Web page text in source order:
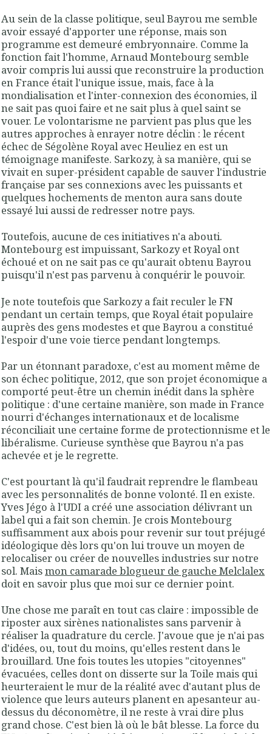
Au sein de la classe politique, seul Bayrou me semble
avoir essayé d'apporter une réponse, mais son
programme est demeuré embryonnaire. Comme la
fonction fait l'homme, Arnaud Montebourg semble
avoir compris lui aussi que reconstruire la production
en France était l'unique issue, mais, face à la
mondialisation et l'inter-connexion des économies, il
ne sait pas quoi faire et ne sait plus à quel saint se
vouer. Le volontarisme ne parvient pas plus que les
autres approches à enrayer notre déclin : le récent
échec de Ségolène Royal avec Heuliez en est un
témoignage manifeste. Sarkozy, à sa manière, qui se
vivait en super-président capable de sauver l'industrie
française par ses connexions avec les puissants et
quelques hochements de menton aura sans doute
essayé lui aussi de redresser notre pays.
Toutefois, aucune de ces initiatives n'a abouti.
Montebourg est impuissant, Sarkozy et Royal ont
échoué et on ne sait pas ce qu'aurait obtenu Bayrou
puisqu'il n'est pas parvenu à conquérir le pouvoir.
Je note toutefois que Sarkozy a fait reculer le FN
pendant un certain temps, que Royal était populaire
auprès des gens modestes et que Bayrou a constitué
l'espoir d'une voie tierce pendant longtemps.
Par un étonnant paradoxe, c'est au moment même de
son échec politique, 2012, que son projet économique a
comporté peut-être un chemin inédit dans la sphère
politique : d'une certaine manière, son made in France
nourri d'échanges internationaux et de localisme
réconciliait une certaine forme de protectionnisme et le
libéralisme. Curieuse synthèse que Bayrou n'a pas
achevée et je le regrette.
C'est pourtant là qu'il faudrait reprendre le flambeau
avec les personnalités de bonne volonté. Il en existe.
Yves Jégo à l'UDI a créé une association délivrant un
label qui a fait son chemin. Je crois Montebourg
suffisamment aux abois pour revenir sur tout préjugé
idéologique dès lors qu'on lui trouve un moyen de
relocaliser ou créer de nouvelles industries sur notre
sol. Maismon camarade blogueur de gauche Melclalex
doit en savoir plus que moi sur ce dernier point.
Une chose me paraît en tout cas claire : impossible de
riposter aux sirènes nationalistes sans parvenir à
réaliser la quadrature du cercle. J'avoue que je n'ai pas
d'idées, ou, tout du moins, qu'elles restent dans le
brouillard. Une fois toutes les utopies "citoyennes"
évacuées, celles dont on disserte sur la Toile mais qui
heurteraient le mur de la réalité avec d'autant plus de
violence que leurs auteurs planent en apesanteur au-
dessus du déconomètre, il ne reste à vrai dire plus
grand chose. C'est bien là où le bât blesse. La force du